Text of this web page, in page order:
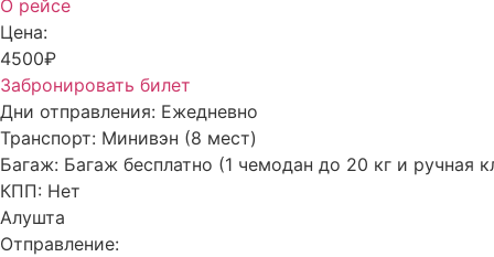
О рейсе
Цена:
4500₽
Забронировать билет
Дни отправления: Ежедневно
Транспорт: Минивэн (8 мест)
Багаж: Багаж бесплатно (1 чемодан до 20 кг и ручная
КПП: Нет
Алушта
Отправление: